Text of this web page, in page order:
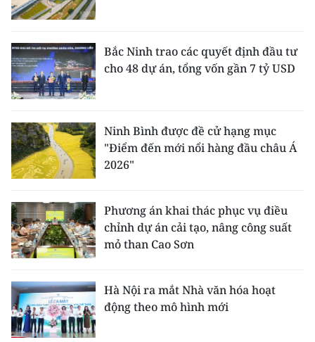
Bắc Ninh trao các quyết định đầu tư
cho 48 dự án, tổng vốn gần 7 tỷ USD
Ninh Bình được đề cử hạng mục
"Điểm đến mới nổi hàng đầu châu Á
2026"
Phương án khai thác phục vụ điều
chỉnh dự án cải tạo, nâng công suất
mỏ than Cao Sơn
Hà Nội ra mắt Nhà văn hóa hoạt
động theo mô hình mới